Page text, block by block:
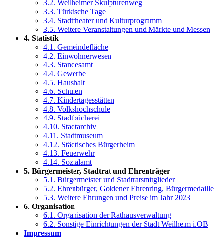
3.2. Weilheimer Skulpturenweg
3.3. Türkische Tage
3.4. Stadttheater und Kulturprogramm
3.5. Weitere Veranstaltungen und Märkte und Messen
4. Statistik
4.1. Gemeindefläche
4.2. Einwohnerwesen
4.3. Standesamt
4.4. Gewerbe
4.5. Haushalt
4.6. Schulen
4.7. Kindertagesstätten
4.8. Volkshochschule
4.9. Stadtbücherei
4.10. Stadtarchiv
4.11. Stadtmuseum
4.12. Städtisches Bürgerheim
4.13. Feuerwehr
4.14. Sozialamt
5. Bürgermeister, Stadtrat und Ehrenträger
5.1. Bürgermeister und Stadtratsmitglieder
5.2. Ehrenbürger, Goldener Ehrenring, Bürgermedaille
5.3. Weitere Ehrungen und Preise im Jahr 2023
6. Organisation
6.1. Organisation der Rathausverwaltung
6.2. Sonstige Einrichtungen der Stadt Weilheim i.OB
Impressum